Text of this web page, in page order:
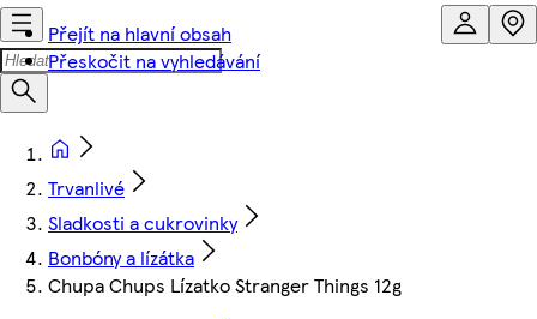
Přejít na hlavní obsah
Přeskočit na vyhledávání
Trvanlivé
Sladkosti a cukrovinky
Bonbóny a lízátka
Chupa Chups Lízatko Stranger Things 12g